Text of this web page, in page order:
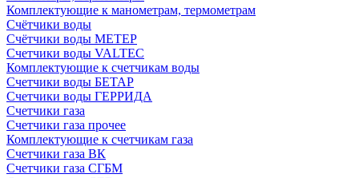
Комплектующие к манометрам, термометрам
Счётчики воды
Счётчики воды МЕТЕР
Счетчики воды VALTEC
Комплектующие к счетчикам воды
Счетчики воды БЕТАР
Счетчики воды ГЕРРИДА
Счетчики газа
Счетчики газа прочее
Комплектующие к счетчикам газа
Счетчики газа ВК
Счетчики газа СГБМ